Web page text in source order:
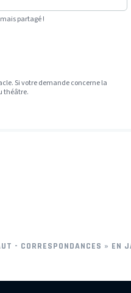
partagé !
Si votre demande concerne la
théâtre.
- CORRESPONDANCES » EN